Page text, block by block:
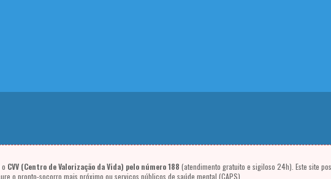
CVV (Centro de Valorização da Vida) pelo número 188 (atendimento gratuito e sigiloso 24h). Este site
o pronto-socorro mais próximo ou serviços públicos de saúde mental (CAPS).